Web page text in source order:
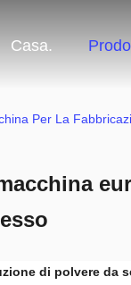
Casa.
Per La
di polvere da